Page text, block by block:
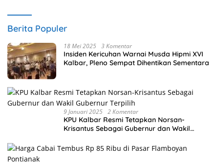
Berita Populer
18 Mei 2025 3 Komentar
Insiden Kericuhan Warnai Musda Hipmi XVI
Kalbar, Pleno Sempat Dihentikan Sementara
9 Januari 2025 2 Komentar
KPU Kalbar Resmi Tetapkan Norsan-
Krisantus Sebagai Gubernur dan Wakil